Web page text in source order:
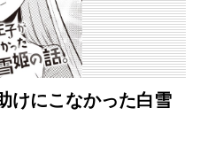
けにこなかった白雪